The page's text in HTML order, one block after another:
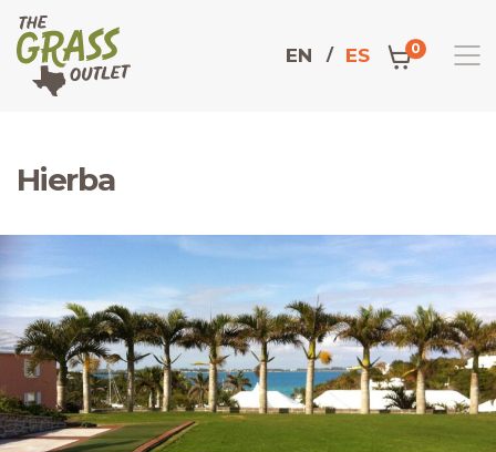
EN ES 0
Domicilio
Hierba